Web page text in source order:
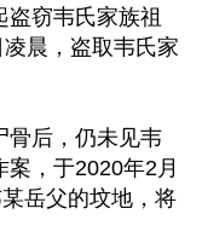
窃韦氏家族祖
晨，盗取韦氏家
骨后，仍未见韦
，于2020年2月
岳父的坟地，将